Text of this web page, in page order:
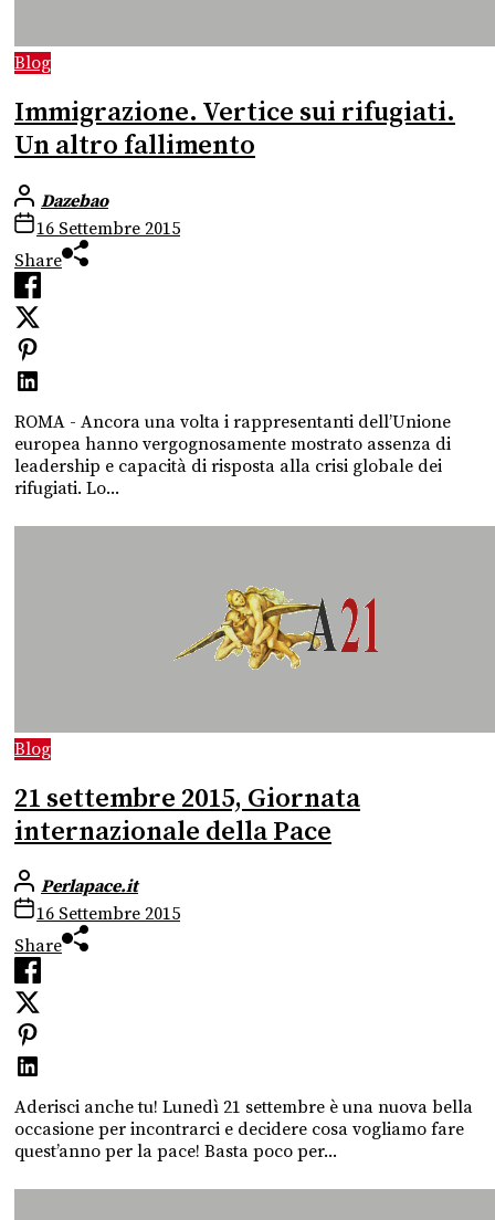
Blog
Immigrazione. Vertice sui rifugiati.
Un altro fallimento
Dazebao
16 Settembre 2015
Share
ROMA - Ancora una volta i rappresentanti dell’Unione
europea hanno vergognosamente mostrato assenza di
leadership e capacità di risposta alla crisi globale dei
rifugiati. Lo...
Blog
21 settembre 2015, Giornata
internazionale della Pace
Perlapace.it
16 Settembre 2015
Share
Aderisci anche tu! Lunedì 21 settembre è una nuova bella
occasione per incontrarci e decidere cosa vogliamo fare
quest’anno per la pace! Basta poco per...